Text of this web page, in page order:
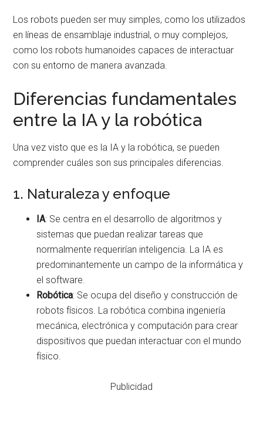
Los robots pueden ser muy simples, como los utilizados
en líneas de ensamblaje industrial, o muy complejos,
como los robots humanoides capaces de interactuar
con su entorno de manera avanzada.
Diferencias fundamentales
entre la IA y la robótica
Una vez visto que es la IA y la robótica, se pueden
comprender cuáles son sus principales diferencias.
1. Naturaleza y enfoque
IA: Se centra en el desarrollo de algoritmos y
sistemas que puedan realizar tareas que
normalmente requerirían inteligencia. La IA es
predominantemente un campo de la informática y
el software.
Robótica: Se ocupa del diseño y construcción de
robots físicos. La robótica combina ingeniería
mecánica, electrónica y computación para crear
dispositivos que puedan interactuar con el mundo
físico.
Publicidad